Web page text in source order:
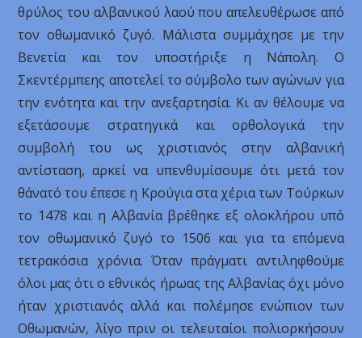
θρύλος του αλβανικού λαού που απελευθέρωσε από
τον οθωμανικό ζυγό. Μάλιστα συμμάχησε με την
Βενετία και τον υποστήριξε η Νάπολη. Ο
Σκεντέρμπεης αποτελεί το σύμβολο των αγώνων για
την ενότητα και την ανεξαρτησία. Κι αν θέλουμε να
εξετάσουμε στρατηγικά και ορθολογικά την
συμβολή του ως χριστιανός στην αλβανική
αντίσταση, αρκεί να υπενθυμίσουμε ότι μετά τον
θάνατό του έπεσε η Κρούγια στα χέρια των Τούρκων
το 1478 και η Αλβανία βρέθηκε εξ ολοκλήρου υπό
τον οθωμανικό ζυγό το 1506 και για τα επόμενα
τετρακόσια χρόνια. Όταν πράγματι αντιληφθούμε
όλοι μας ότι ο εθνικός ήρωας της Αλβανίας όχι μόνο
ήταν χριστιανός αλλά και πολέμησε ενώπιον των
Οθωμανών, λίγο πριν οι τελευταίοι πολιορκήσουν